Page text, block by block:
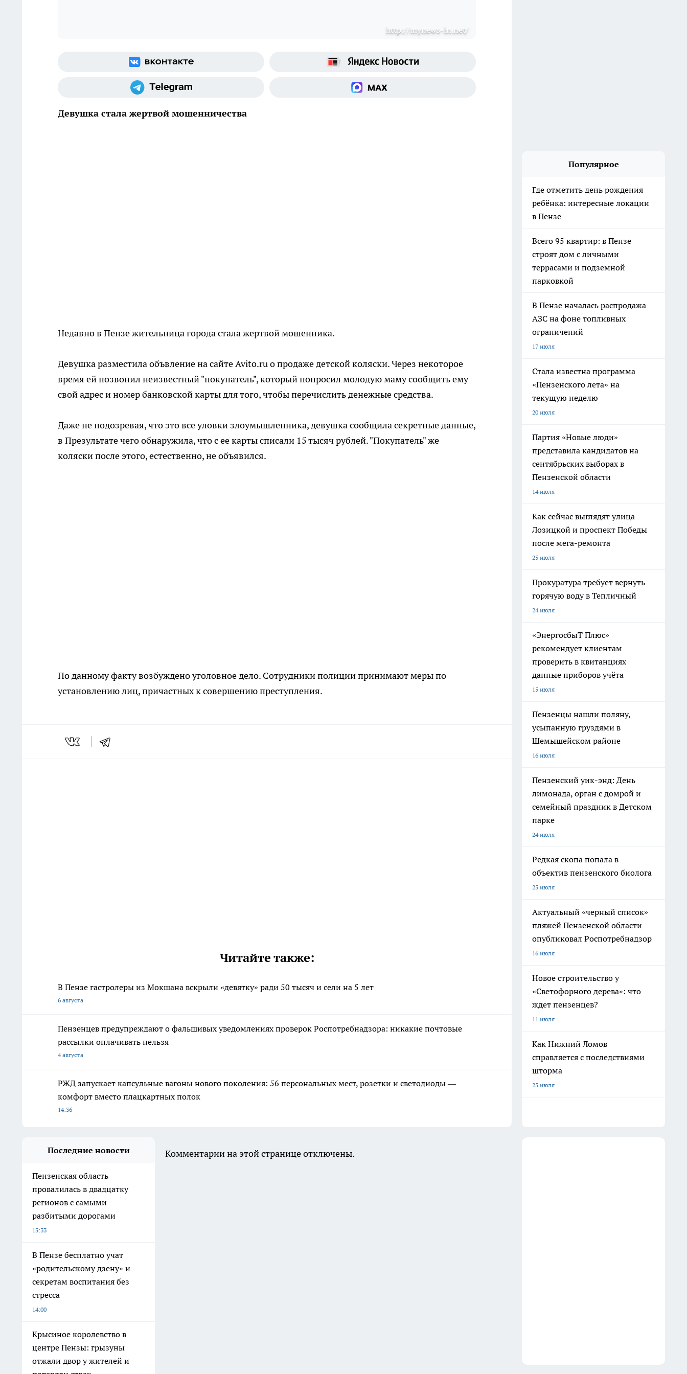
http://mynews-in.net/
Девушка стала жертвой мошенничества
Недавно в Пензе жительница города стала жертвой мошенника.
Девушка разместила объвление на сайте Avito.ru о продаже детской коляски. Через некоторое
время ей позвонил неизвестный "покупатель", который попросил молодую маму сообщить ему
свой адрес и номер банковской карты для того, чтобы перечислить денежные средства.
Даже не подозревая, что это все уловки злоумышленника, девушка сообщила секретные данные,
в Презультате чего обнаружила, что с ее карты списали 15 тысяч рублей. "Покупатель" же
коляски после этого, естественно, не объявился.
По данному факту возбуждено уголовное дело. Сотрудники полиции принимают меры по
установлению лиц, причастных к совершению преступления.
Читайте также:
В Пензе гастролеры из Мокшана вскрыли «девятку» ради 50 тысяч и сели на 5 лет
6 августа
Пензенцев предупреждают о фальшивых уведомлениях проверок Роспотребнадзора: никакие почтовые
рассылки оплачивать нельзя
4 августа
РЖД запускает капсульные вагоны нового поколения: 56 персональных мест, розетки и светодиоды —
комфорт вместо плацкартных полок
14:36
Популярное
Где отметить день рождения
ребёнка: интересные локации
в Пензе
Всего 95 квартир: в Пензе
строят дом с личными
террасами и подземной
парковкой
В Пензе началась распродажа
АЗС на фоне топливных
ограничений
17 июля
Стала известна программа
«Пензенского лета» на
текущую неделю
20 июля
Партия «Новые люди»
представила кандидатов на
сентябрьских выборах в
Пензенской области
14 июля
Как сейчас выглядят улица
Лозицкой и проспект Победы
после мега-ремонта
25 июля
Прокуратура требует вернуть
горячую воду в Тепличный
24 июля
«ЭнергосбыТ Плюс»
рекомендует клиентам
проверить в квитанциях
данные приборов учёта
15 июля
Пензенцы нашли поляну,
усыпанную груздями в
Шемышейском районе
16 июля
Пензенский уик-энд: День
лимонада, орган с домрой и
семейный праздник в Детском
парке
24 июля
Редкая скопа попала в
объектив пензенского биолога
25 июля
Актуальный «черный список»
пляжей Пензенской области
опубликовал Роспотребнадзор
16 июля
Новое строительство у
«Светофорного дерева»: что
ждет пензенцев?
11 июля
Как Нижний Ломов
справляется с последствиями
шторма
25 июля
Последние новости
Пензенская область
провалилась в двадцатку
регионов с самыми
разбитыми дорогами
15:33
В Пензе бесплатно учат
«родительскому дзену» и
секретам воспитания без
стресса
14:00
Крысиное королевство в
центре Пензы: грызуны
отжали двор у жителей и
Комментарии на этой странице отключены.